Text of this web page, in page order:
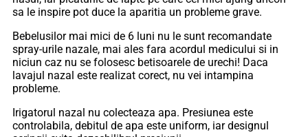
sa le inspire pot duce la aparitia un probleme grave.
Bebelusilor mai mici de 6 luni nu le sunt recomandate
spray-urile nazale, mai ales fara acordul medicului si in
niciun caz nu se folosesc betisoarele de urechi! Daca
lavajul nazal este realizat corect, nu vei intampina
probleme.
Irigatorul nazal nu colecteaza apa. Presiunea este
controlabila, debitul de apa este uniform, iar designul